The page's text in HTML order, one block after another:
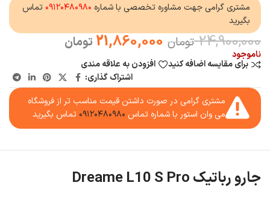
مشتری گرامی جهت مشاوره تخصصی با شماره ۰۹۱۲۰۴۸۰۹۸۰ تماس
بگیرید
24,900,000 تومان 21,860,000 تومان
ناموجود
برای مقایسه اضافه کنید
افزودن به علاقه مندی
اشتراک گذاری:
مشتری گرامی در صورت داشتن قیمت مناسب تر از فروشگاه
می وان استور با شماره تماس ۰۹۱۲۰۴۸۰۹۸۰ تماس بگیرید
جارو رباتیک Dreame L10 S Pro